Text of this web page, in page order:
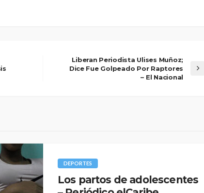
Liberan Periodista Ulises Muñoz;
Dice Fue Golpeado Por Raptores
– El Nacional
DEPORTES
Los partos de adolescentes